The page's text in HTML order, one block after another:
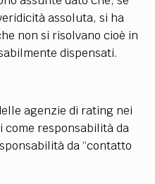
assoluta, si ha
non si risolvano cioè in
dispensati.
agenzie di rating nei
responsabilità da
da “contatto